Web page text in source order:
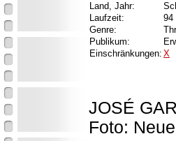
Land, Jahr:
Laufzeit:
94
Genre:
Publikum:
Einschränkungen: X
JOSÉ
Foto: